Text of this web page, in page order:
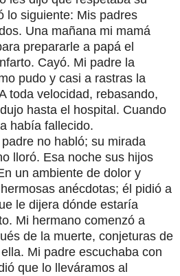
lo siguiente: Mis padres
Una mañana mi mamá
prepararle a papá el
Cayó. Mi padre la
pudo y casi a rastras la
toda velocidad, rebasando,
hasta el hospital. Cuando
había fallecido.
no habló; su mirada
lloró. Esa noche sus hijos
un ambiente de dolor y
anécdotas; él pidió a
le dijera dónde estaría
Mi hermano comenzó a
de la muerte, conjeturas de
Mi padre escuchaba con
que lo lleváramos al